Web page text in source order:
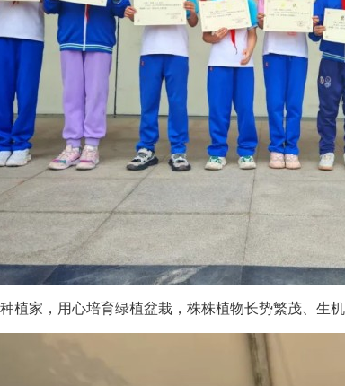
植家，用心培育绿植盆栽，株株植物长势繁茂、生